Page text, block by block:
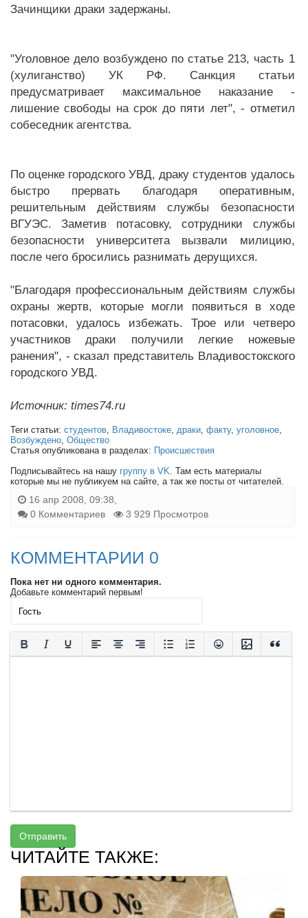
Зачинщики драки задержаны.
"Уголовное дело возбуждено по статье 213, часть 1
(хулиганство) УК РФ. Санкция статьи
предусматривает максимальное наказание -
лишение свободы на срок до пяти лет", - отметил
собеседник агентства.
По оценке городского УВД, драку студентов удалось
быстро прервать благодаря оперативным,
решительным действиям службы безопасности
ВГУЭС. Заметив потасовку, сотрудники службы
безопасности университета вызвали милицию,
после чего бросились разнимать дерущихся.
"Благодаря профессиональным действиям службы
охраны жертв, которые могли появиться в ходе
потасовки, удалось избежать. Трое или четверо
участников драки получили легкие ножевые
ранения", - сказал представитель Владивостокского
городского УВД.
Источник: times74.ru
Теги статьи: студентов, Владивостоке, драки, факту, уголовное,
Возбуждено, Общество
Статья опубликована в разделах: Происшествия
Подписывайтесь на нашу группу в VK. Там есть материалы
которые мы не публикуем на сайте, а так же посты от читателей.
16 апр 2008, 09:38,
0 Комментариев
3 929 Просмотров
КОММЕНТАРИИ 0
Пока нет ни одного комментария.
Добавьте комментарий первым!
Отправить
ЧИТАЙТЕ ТАКЖЕ: